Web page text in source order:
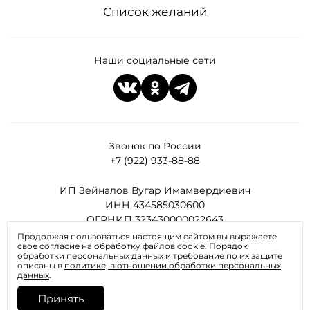
Звонок по России
+7 (922) 933-88-88
ИП Зейналов Вугар Имамвердиевич
ИНН 434585030600
ОГРНИП 323430000022643
Все права защищены
Список желаний
Наши социальные сети
Продолжая пользоваться настоящим сайтом вы выражаете
свое согласие на обработку файлов cookie. Порядок
обработки персональных данных и требование по их защите
описаны в политике, в отношении обработки персональных
данных.
Принять